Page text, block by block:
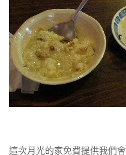
這次月光的家免費提供我們